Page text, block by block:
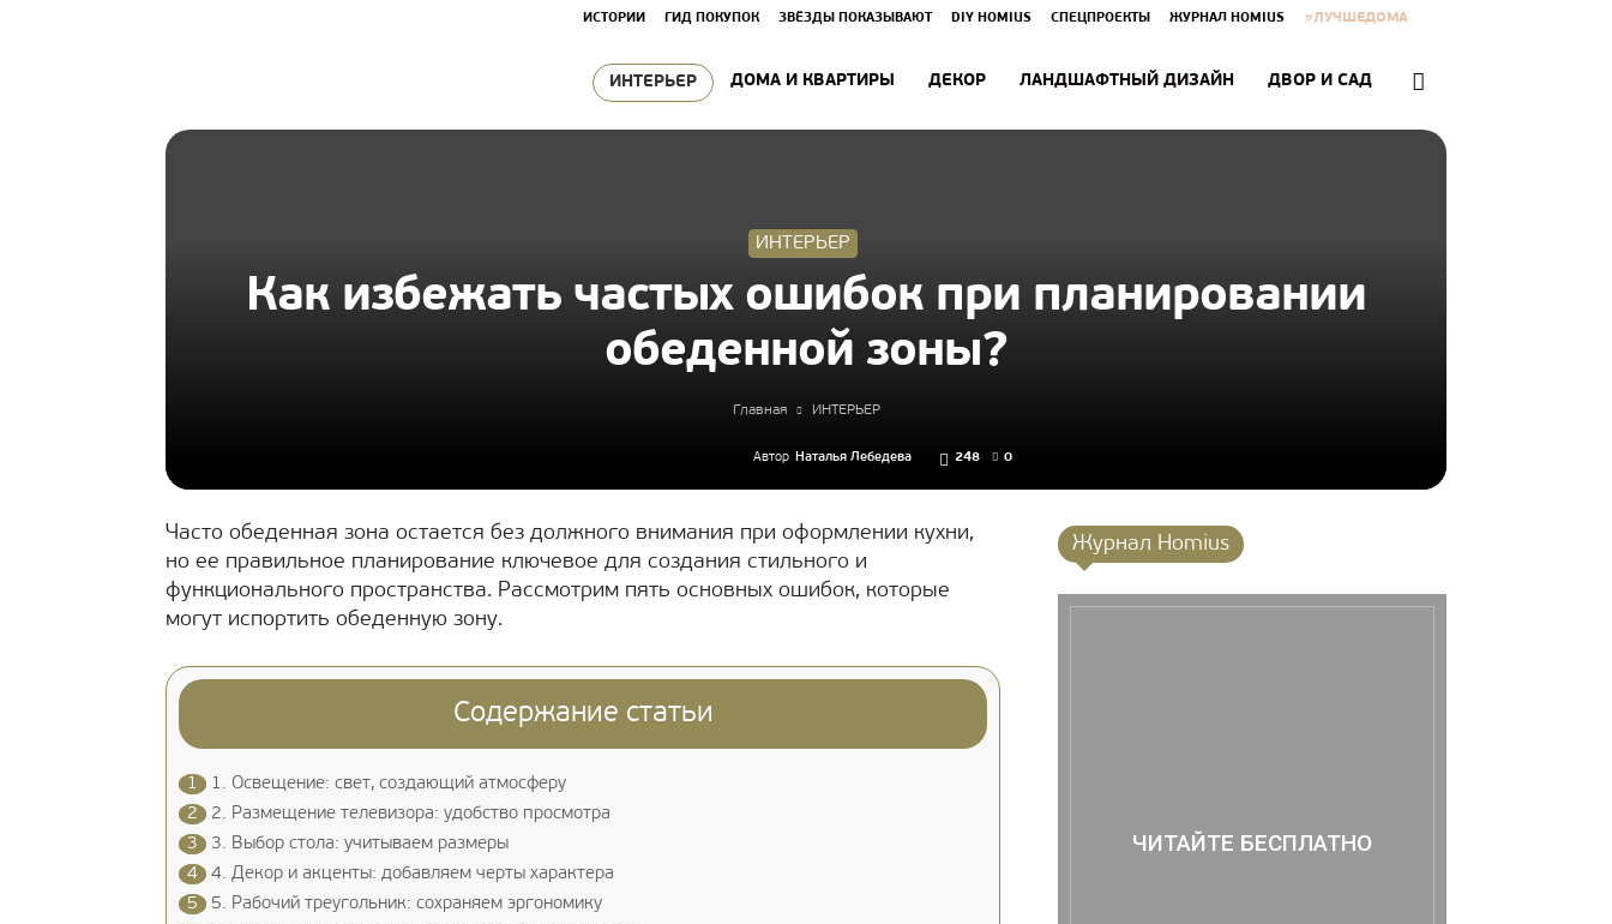
ИСТОРИИ ГИД ПОКУПОК ЗВЁЗДЫ ПОКАЗЫВАЮТ DIY HOMIUS СПЕЦПРОЕКТЫ ЖУРНАЛ HOMIUS #ЛУЧШЕДОМА
ИНТЕРЬЕР ДОМА И КВАРТИРЫ ДЕКОР ЛАНДШАФТНЫЙ ДИЗАЙН ДВОР И САД
ИНТЕРЬЕР
Как избежать частых ошибок при планировании
обеденной зоны?
Главная ИНТЕРЬЕР
Автор Наталья Лебедева 248 0
Часто обеденная зона остается без должного внимания при оформлении кухни,
но ее правильное планирование ключевое для создания стильного и
функционального пространства. Рассмотрим пять основных ошибок, которые
могут испортить обеденную зону.
Содержание статьи
1
1. Освещение: свет, создающий атмосферу
2
2. Размещение телевизора: удобство просмотра
3
3. Выбор стола: учитываем размеры
4
4. Декор и акценты: добавляем черты характера
5
5. Рабочий треугольник: сохраняем эргономику
Журнал Homius
ЧИТАЙТЕ БЕСПЛАТНО